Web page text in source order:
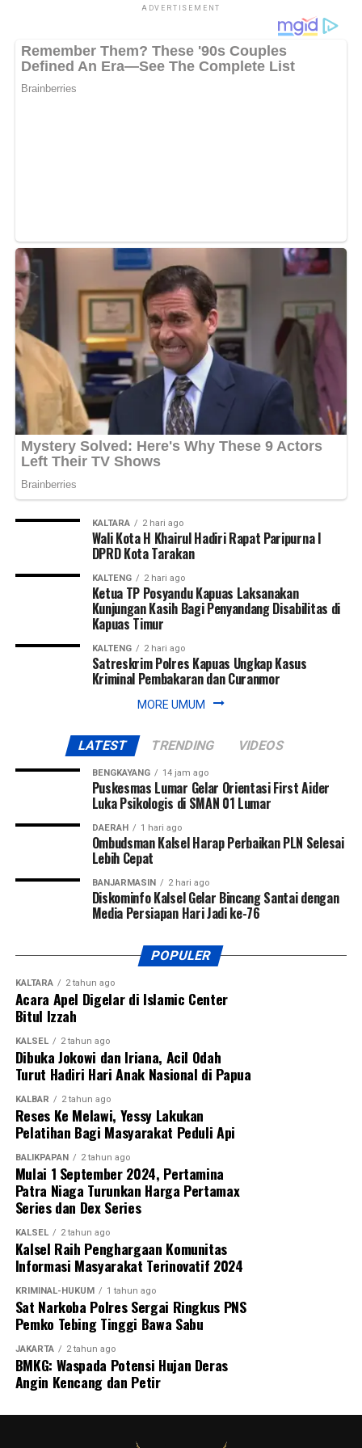
Messenger Twitter/X 0
ADVERTISEMENT
KALTARA 2 hari ago
Wali Kota H Khairul Hadiri Rapat Paripurna I
DPRD Kota Tarakan
KALTENG 2 hari ago
Ketua TP Posyandu Kapuas Laksanakan
Kunjungan Kasih Bagi Penyandang Disabilitas di
Kapuas Timur
KALTENG 2 hari ago
Satreskrim Polres Kapuas Ungkap Kasus
Kriminal Pembakaran dan Curanmor
MORE UMUM
LATEST TRENDING VIDEOS
BENGKAYANG 14 jam ago
Puskesmas Lumar Gelar Orientasi First Aider
Luka Psikologis di SMAN 01 Lumar
DAERAH 1 hari ago
Ombudsman Kalsel Harap Perbaikan PLN Selesai
Lebih Cepat
BANJARMASIN 2 hari ago
Diskominfo Kalsel Gelar Bincang Santai dengan
Media Persiapan Hari Jadi ke-76
POPULER
KALTARA 2 tahun ago
Acara Apel Digelar di Islamic Center
Bitul Izzah
KALSEL 2 tahun ago
Dibuka Jokowi dan Iriana, Acil Odah
Turut Hadiri Hari Anak Nasional di Papua
KALBAR 2 tahun ago
Reses Ke Melawi, Yessy Lakukan
Pelatihan Bagi Masyarakat Peduli Api
BALIKPAPAN 2 tahun ago
Mulai 1 September 2024, Pertamina
Patra Niaga Turunkan Harga Pertamax
Series dan Dex Series
KALSEL 2 tahun ago
Kalsel Raih Penghargaan Komunitas
Informasi Masyarakat Terinovatif 2024
KRIMINAL-HUKUM 1 tahun ago
Sat Narkoba Polres Sergai Ringkus PNS
Pemko Tebing Tinggi Bawa Sabu
JAKARTA 2 tahun ago
BMKG: Waspada Potensi Hujan Deras
Angin Kencang dan Petir